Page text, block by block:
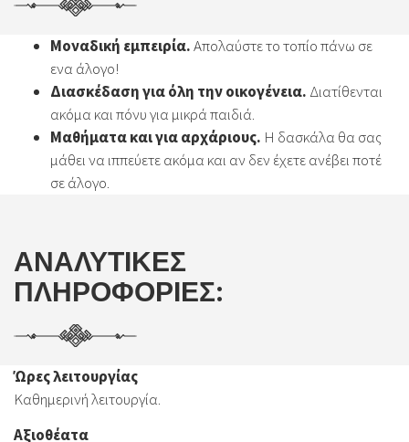
Μοναδική εμπειρία.Απολαύστε το τοπίο πάνω σε
ενα άλογο!
Διασκέδαση για όλη την οικογένεια. Διατίθενται
ακόμα και πόνυ για μικρά παιδιά.
Μαθήματα και για αρχάριους. Η δασκάλα θα σας
μάθει να ιππεύετε ακόμα και αν δεν έχετε ανέβει ποτέ
σε άλογο.
ΑΝΑΛΥΤΙΚΕΣ
ΠΛΗΡΟΦΟΡΙΕΣ:
Ώρες λειτουργίας
Καθημερινή λειτουργία.
Αξιοθέατα